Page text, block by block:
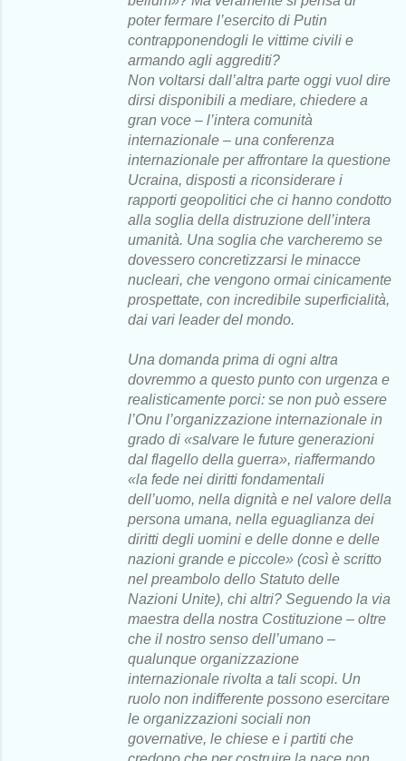
poter fermare l’esercito di Putin
contrapponendogli le vittime civili e
armando agli aggrediti?
Non voltarsi dall’altra parte oggi vuol dire
dirsi disponibili a mediare, chiedere a
gran voce – l’intera comunità
internazionale – una conferenza
internazionale per affrontare la questione
Ucraina, disposti a riconsiderare i
rapporti geopolitici che ci hanno condotto
alla soglia della distruzione dell’intera
umanità. Una soglia che varcheremo se
dovessero concretizzarsi le minacce
nucleari, che vengono ormai cinicamente
prospettate, con incredibile superficialità,
dai vari leader del mondo.
Una domanda prima di ogni altra
dovremmo a questo punto con urgenza e
realisticamente porci: se non può essere
l’Onu l’organizzazione internazionale in
grado di «salvare le future generazioni
dal flagello della guerra», riaffermando
«la fede nei diritti fondamentali
dell’uomo, nella dignità e nel valore della
persona umana, nella eguaglianza dei
diritti degli uomini e delle donne e delle
nazioni grande e piccole» (così è scritto
nel preambolo dello Statuto delle
Nazioni Unite), chi altri? Seguendo la via
maestra della nostra Costituzione – oltre
che il nostro senso dell’umano –
qualunque organizzazione
internazionale rivolta a tali scopi. Un
ruolo non indifferente possono esercitare
le organizzazioni sociali non
governative, le chiese e i partiti che